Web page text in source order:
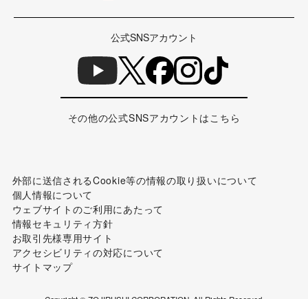
IR情報
公式オンラインストア
ZOJIRUSHIオーナーサービス
WORLD WIDE
その他の公式SNSアカウントはこちら